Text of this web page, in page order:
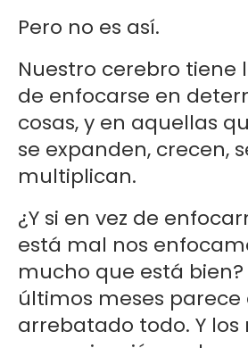
Pero no es así.
Nuestro cerebro tiene
de enfocarse en
cosas, y en aquellas
se expanden, crecen,
multiplican.
¿Y si en vez de
está mal nos
mucho que está bien?
últimos meses parece
arrebatado todo. Y los